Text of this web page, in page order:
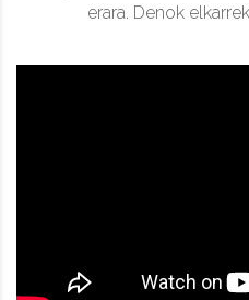
erara. Denok